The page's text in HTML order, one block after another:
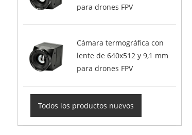
para drones FPV
Cámara termográfica con
lente de 640x512 y 9,1 mm
para drones FPV
Todos los productos nuevos